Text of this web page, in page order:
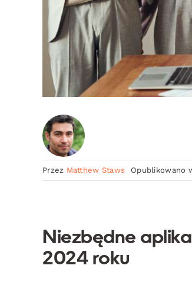
Przez Matthew Staws Opublikowano
Niezbędne
2024 roku